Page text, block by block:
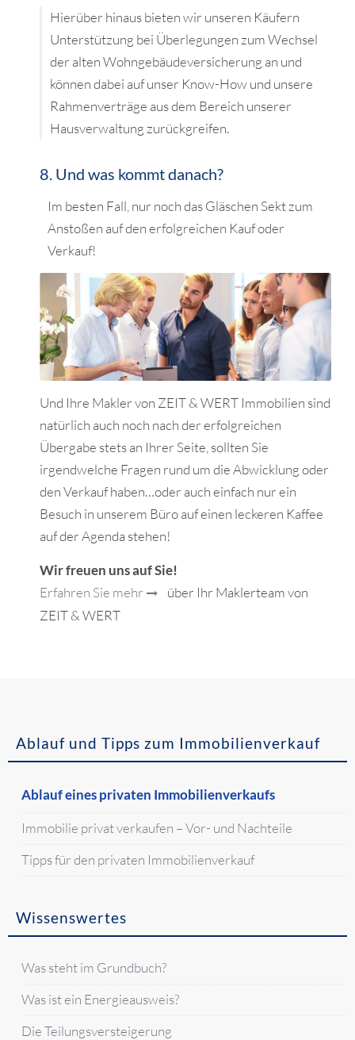
Hierüber hinaus bieten wir unseren Käufern
Unterstützung bei Überlegungen zum Wechsel
der alten Wohngebäudeversicherung an und
können dabei auf unser Know-How und unsere
Rahmenverträge aus dem Bereich unserer
Hausverwaltung zurückgreifen.
8. Und was kommt danach?
Im besten Fall, nur noch das Gläschen Sekt zum
Anstoßen auf den erfolgreichen Kauf oder
Verkauf!
Und Ihre Makler von ZEIT & WERT Immobilien sind
natürlich auch noch nach der erfolgreichen
Übergabe stets an Ihrer Seite, sollten Sie
irgendwelche Fragen rund um die Abwicklung oder
den Verkauf haben…oder auch einfach nur ein
Besuch in unserem Büro auf einen leckeren Kaffee
auf der Agenda stehen!
Wir freuen uns auf Sie!
Erfahren Sie mehr
über Ihr Maklerteam von
ZEIT & WERT
Ablauf und Tipps zum Immobilienverkauf
Ablauf eines privaten Immobilienverkaufs
Immobilie privat verkaufen – Vor- und Nachteile
Tipps für den privaten Immobilienverkauf
Wissenswertes
Was steht im Grundbuch?
Was ist ein Energieausweis?
Die Teilungsversteigerung